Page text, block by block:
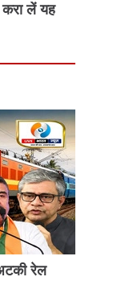
करा लें यह
रेल